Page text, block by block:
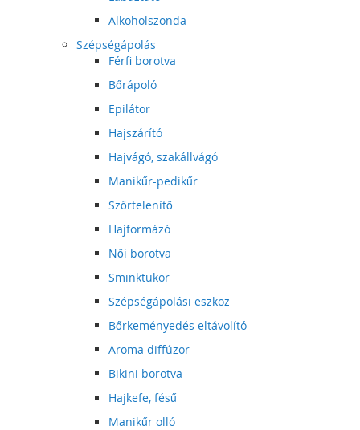
Alkoholszonda
Szépségápolás
Férfi borotva
Bőrápoló
Epilátor
Hajszárító
Hajvágó, szakállvágó
Manikűr-pedikűr
Szőrtelenítő
Hajformázó
Női borotva
Sminktükör
Szépségápolási eszköz
Bőrkeményedés eltávolító
Aroma diffúzor
Bikini borotva
Hajkefe, fésű
Manikűr olló